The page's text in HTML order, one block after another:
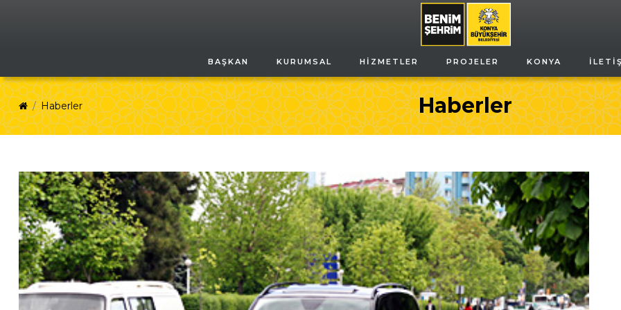
BAŞKAN KURUMSAL HIZMETLER PROJELER KONYA
Haberler
Haberler